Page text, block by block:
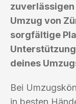
zuverlässigen
Umzug von
sorgfältige
deines
Bei
in besten